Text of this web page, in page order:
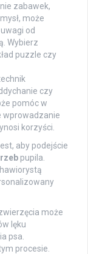
zabawek,
może
od
Wybierz
puzzle czy
czy
pomóc w
wprowadzanie
korzyści.
aby podejście
pupila.
może
lęku
psa.
procesie.